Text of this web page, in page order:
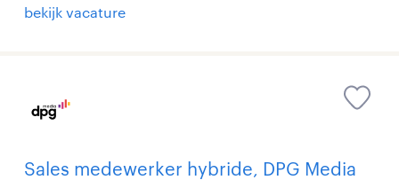
bekijk vacature
Sales medewerker hybride, DPG Media